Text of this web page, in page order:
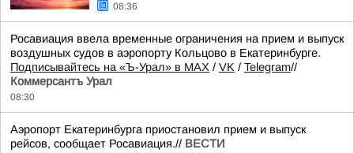
08:36
Росавиация ввела временные ограничения на прием и выпуск
воздушных судов в аэропорту Кольцово в Екатеринбурге.
Подписывайтесь на «Ъ-Урал» в MAX / VK / Telegram//
Коммерсантъ Урал
08:30
Аэропорт Екатеринбурга приостановил прием и выпуск
рейсов, сообщает Росавиация.// ВЕСТИ